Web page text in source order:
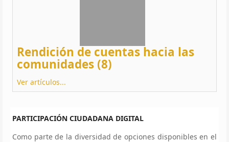
Rendición de cuentas hacia las
comunidades (8)
Ver artículos...
PARTICIPACIÓN CIUDADANA DIGITAL
Como parte de la diversidad de opciones disponibles en el